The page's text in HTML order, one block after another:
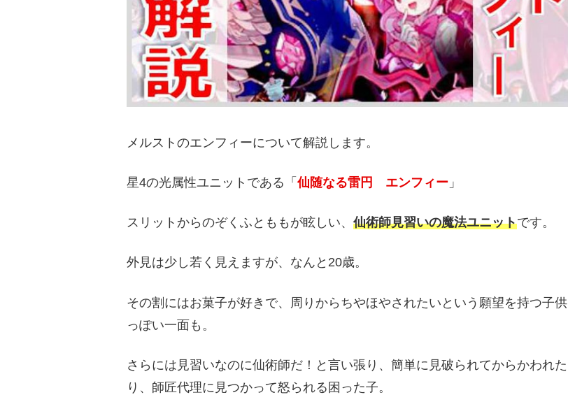
メルストのエンフィーについて解説します。
星4の光属性ユニットである「 仙随なる雷円 エンフィー 」
スリットからのぞくふとももが眩しい、 仙術師見習いの魔法ユニットです。
外見は少し若く見えますが、なんと20歳。
その割にはお菓子が好きで、周りからちやほやされたいという願望を持つ子供
っぽい一面も。
さらには見習いなのに仙術師だ！と言い張り、簡単に見破られてからかわれた
り、師匠代理に見つかって怒られる困った子。